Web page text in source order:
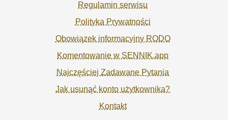
Regulamin serwisu
Polityka Prywatności
Obowiązek informacyjny RODO
Komentowanie w SENNIK.app
Najczęściej Zadawane Pytania
Jak usunąć konto użytkownika?
Kontakt